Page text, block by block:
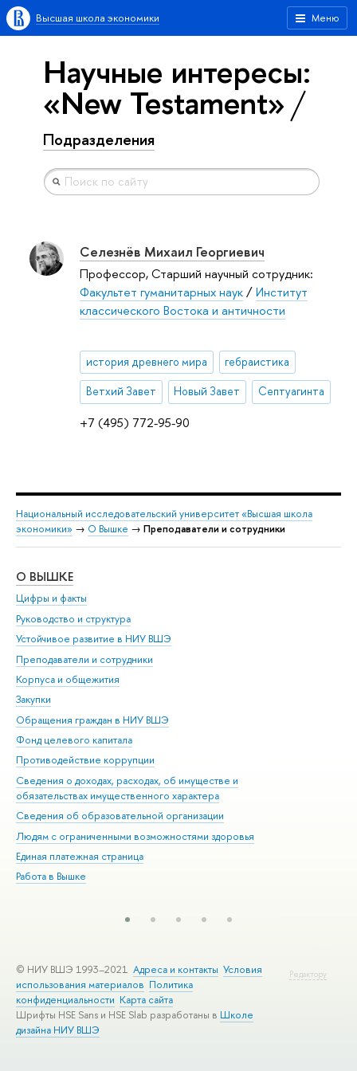
Меню
Высшая школа экономики
Научные интересы:
«New Testament»
Подразделения
+7 (495) 772-95-90
Селезнёв Михаил Георгиевич
Профессор, Старший научный сотрудник:
Факультет гуманитарных наук/Институт
классического Востока и античности
история древнего мира гебраистика
Ветхий Завет Новый Завет Септуагинта
Национальный исследовательский университет «Высшая школа
экономики» → О Вышке → Преподаватели и сотрудники
О ВЫШКЕ
Цифры и факты
Руководство и структура
Устойчивое развитие в НИУ ВШЭ
Преподаватели и сотрудники
Корпуса и общежития
Закупки
Обращения граждан в НИУ ВШЭ
Фонд целевого капитала
Противодействие коррупции
Сведения о доходах, расходах, об имуществе и
обязательствах имущественного характера
Сведения об образовательной организации
Людям с ограниченными возможностями здоровья
Единая платежная страница
Работа в Вышке
Редактору
© НИУ ВШЭ 1993–2021 Адреса и контакты Условия
использования материалов Политика
конфиденциальности Карта сайта
Шрифты HSE Sans и HSE Slab разработаны в Школе
дизайна НИУ ВШЭ